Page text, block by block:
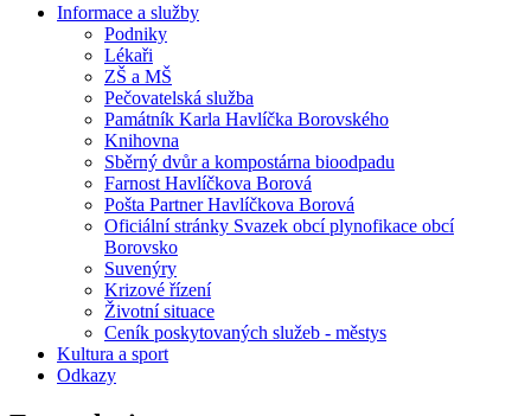
Informace a služby
Podniky
Lékaři
ZŠ a MŠ
Pečovatelská služba
Památník Karla Havlíčka Borovského
Knihovna
Sběrný dvůr a kompostárna bioodpadu
Farnost Havlíčkova Borová
Pošta Partner Havlíčkova Borová
Oficiální stránky Svazek obcí plynofikace obcí
Borovsko
Suvenýry
Krizové řízení
Životní situace
Ceník poskytovaných služeb - městys
Kultura a sport
Odkazy